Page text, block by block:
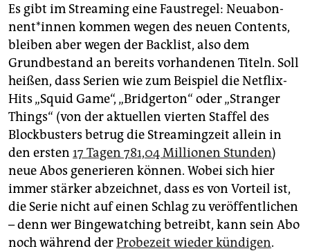
Es gibt im Streaming eine Faustregel: Neu­abon­
nen­t*in­nen kommen wegen des neuen Contents,
bleiben aber wegen der Backlist, also dem
Grundbestand an bereits vorhandenen Titeln. Soll
heißen, dass Serien wie zum Beispiel die Netflix-
Hits „Squid Game“, „Bridgerton“ oder „Stranger
Things“ (von der aktuellen vierten Staffel des
Blockbusters betrug die Streamingzeit allein in
den ersten 17 Tagen 781,04 Millionen Stunden)
neue Abos generieren können. Wobei sich hier
immer stärker abzeichnet, dass es von Vorteil ist,
die Serie nicht auf einen Schlag zu veröffentlichen
– denn wer Binge­watching betreibt, kann sein Abo
noch während derProbezeit wieder kündigen.